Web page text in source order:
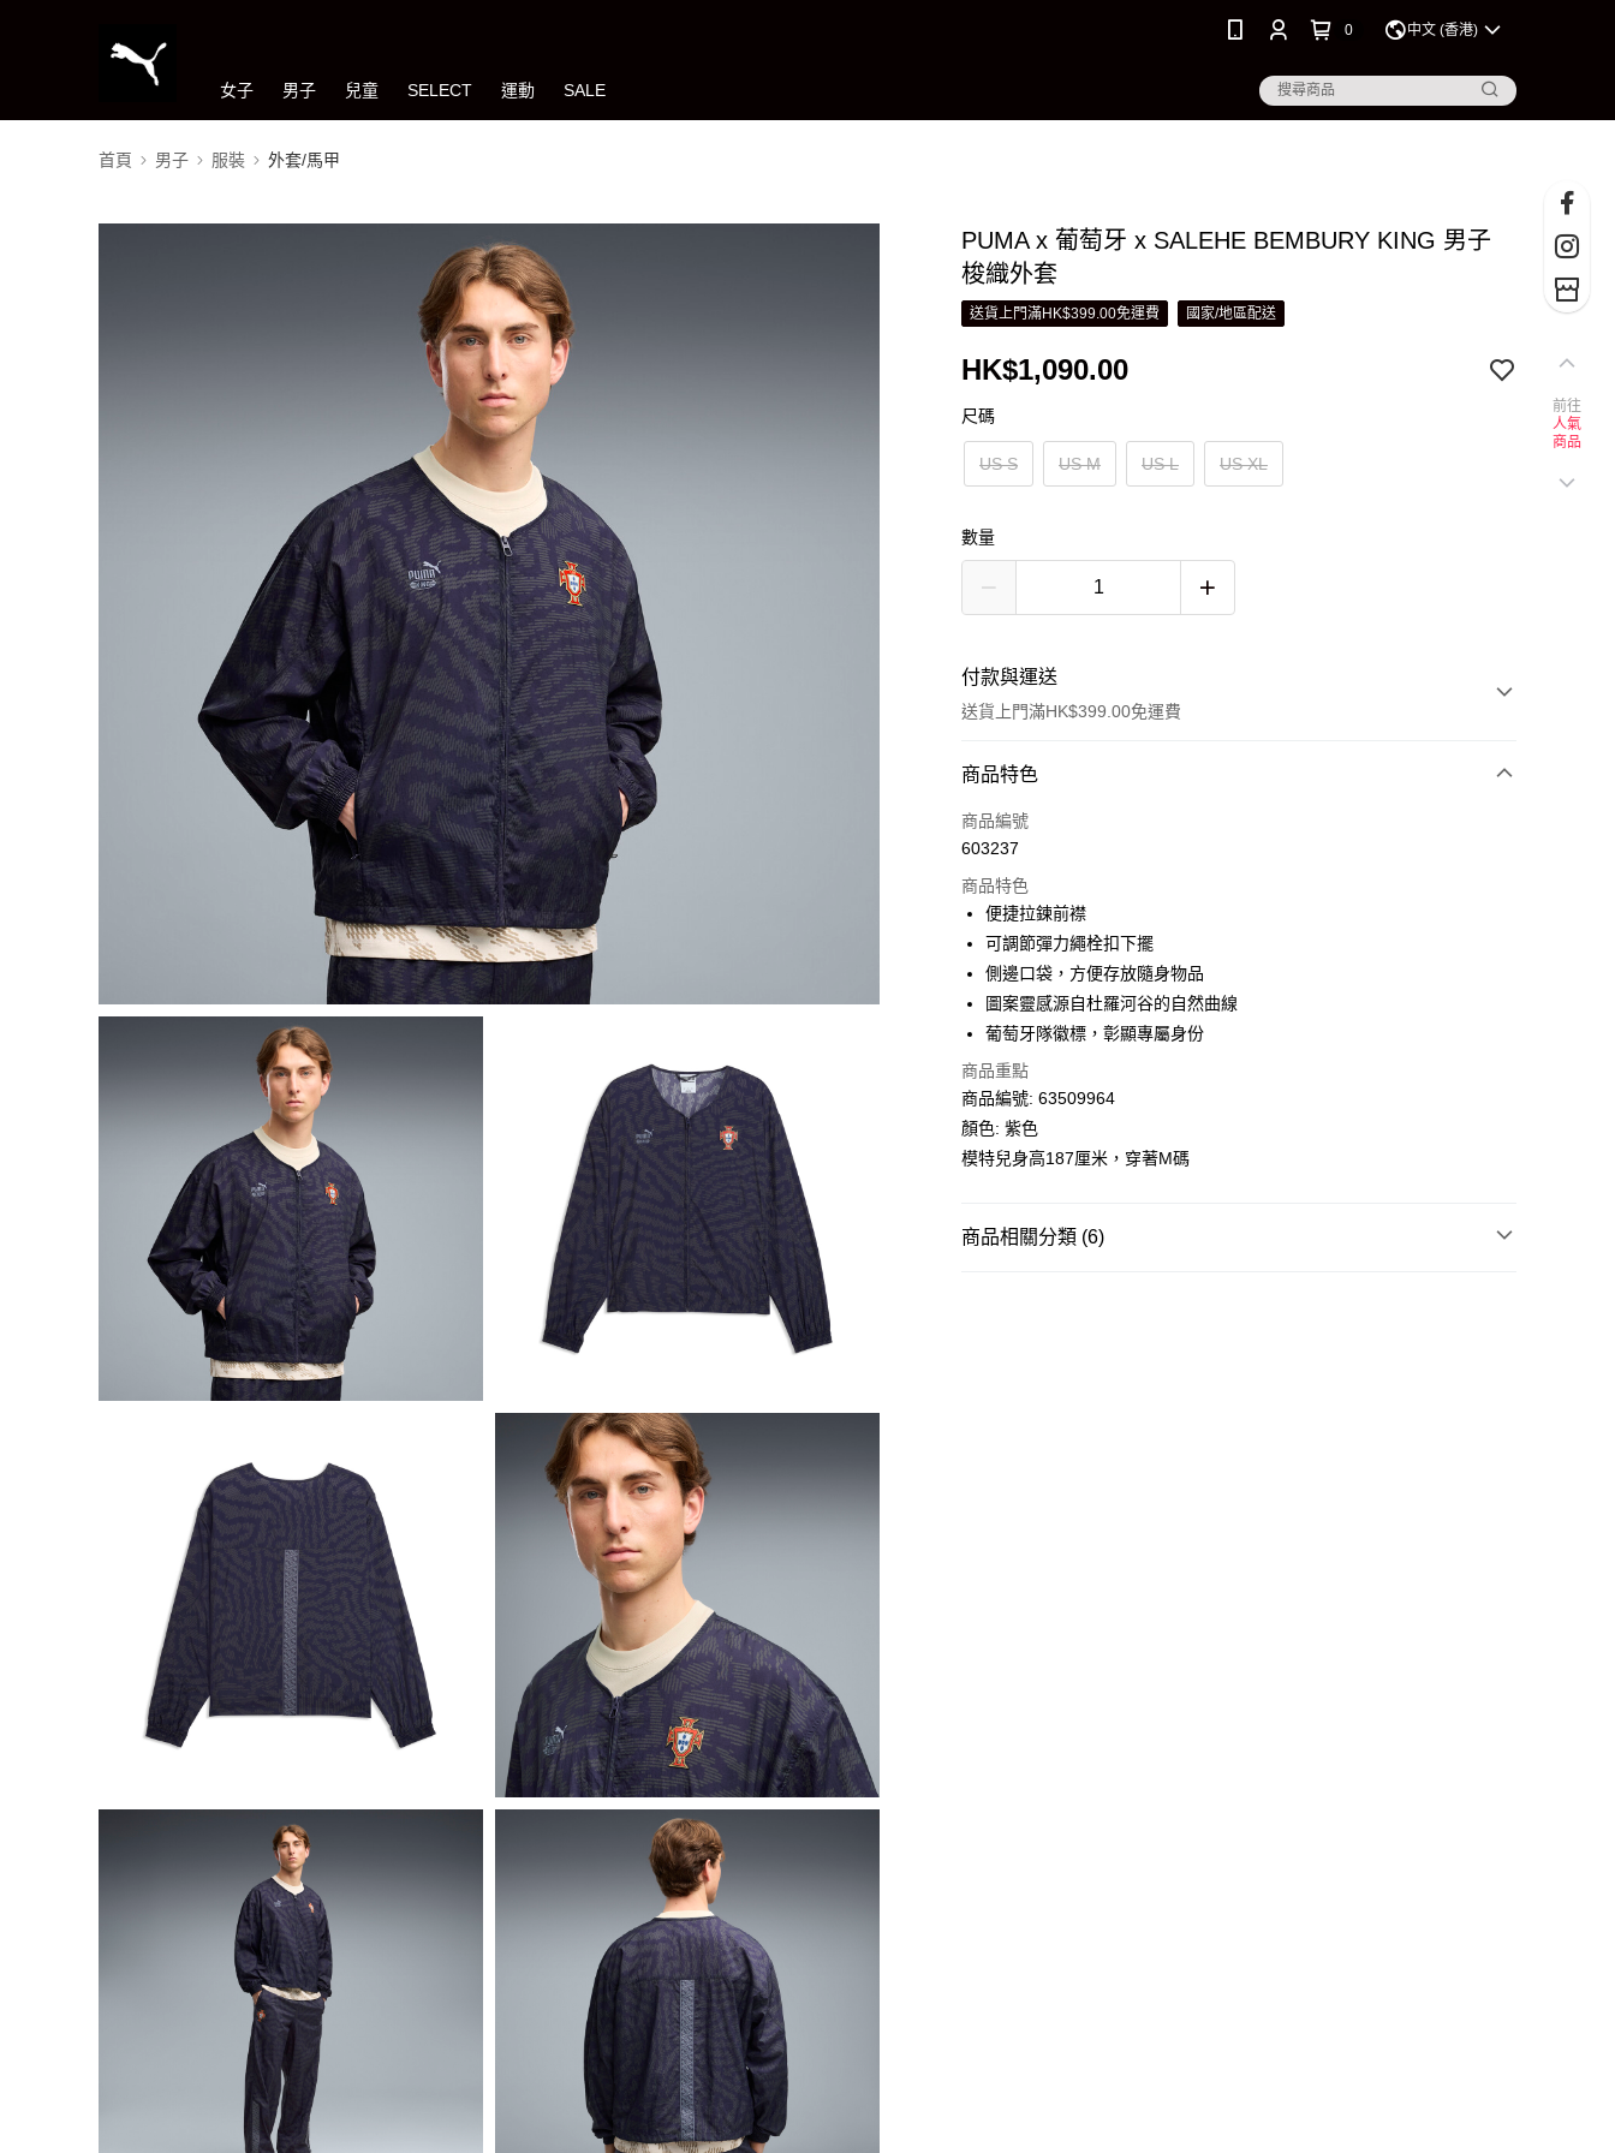
0 中文 (香港)
女子 男子 兒童 SELECT 運動 SALE
首頁 男子 服裝 外套/馬甲
PUMA x 葡萄牙 x SALEHE BEMBURY KING 男子
梭織外套
送貨上門滿HK$399.00免運費 國家/地區配送
HK$1,090.00
尺碼
US S US M US L US XL
數量
付款與運送
送貨上門滿HK$399.00免運費
付款方式
信用卡
相關說明
Alipay, PayMe, WeChat Pay, UnionPay, FPS
送貨方式
單筆訂單淨值滿$399可享免運費優惠
每筆HK$30.00，滿HK$399.00或以上免運費
滿$599可享澳門免運費優惠
商品特色
商品編號
603237
商品特色
便捷拉鍊前襟
可調節彈力繩栓扣下擺
側邊口袋，方便存放隨身物品
圖案靈感源自杜羅河谷的自然曲線
葡萄牙隊徽標，彰顯專屬身份
商品重點
商品編號: 63509964
顏色: 紫色
模特兒身高187厘米，穿著M碼
商品相關分類 (6)
前往
人氣
商品